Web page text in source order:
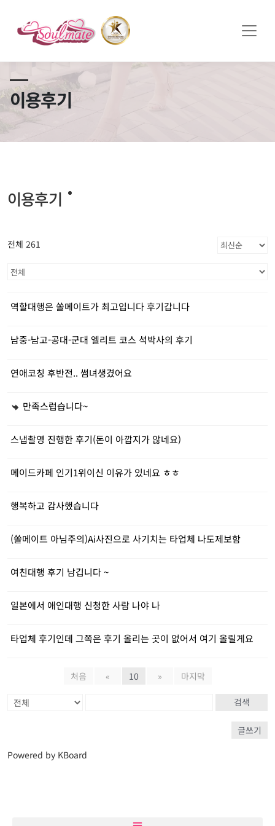
이용후기
이용후기
전체 261
역할대행은 쏠메이트가 최고입니다 후기갑니다
남중-남고-공대-군대 엘리트 코스 석박사의 후기
연애코칭 후반전.. 썸녀생겼어요
만족스럽습니다~
스냅촬영 진행한 후기(돈이 아깝지가 않네요)
메이드카페 인기1위이신 이유가 있네요 ㅎㅎ
행복하고 감사했습니다
(쏠메이트 아님주의)Ai사진으로 사기치는 타업체 나도제보함
여친대행 후기 남깁니다 ~
일본에서 애인대행 신청한 사람 나야 나
타업체 후기인데 그쪽은 후기 올리는 곳이 없어서 여기 올릴게요
처음 « 10 » 마지막
검색
글쓰기
Powered by KBoard
쏠메이트×토모토모 프로모션 영상 full버전 보러가기